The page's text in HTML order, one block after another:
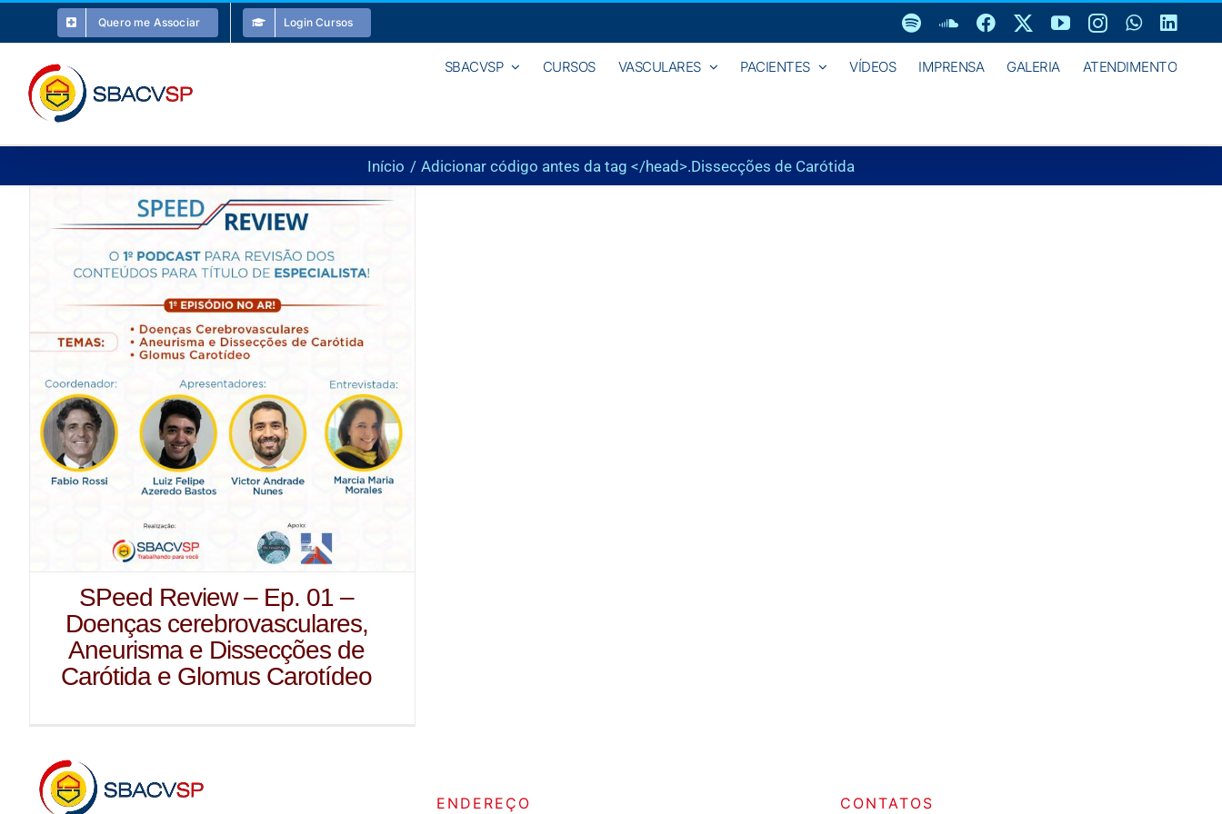
o
conteúdo
Quero me Associar Login Cursos SpotifySoundCloud
FacebookYouTubeInstagram
SBACVSP CURSOS VASCULARES PACIENTES VÍDEOS IMPRENSA GALERIA ATENDIMENTO
Início Adicionar código antes da tag </head>.Dissecções de Carótida
SPeed Review – Ep. 01 –
Doenças cerebrovasculares,
Aneurisma e Dissecções de
Carótida e Glomus Carotídeo
ENDEREÇO CONTATOS